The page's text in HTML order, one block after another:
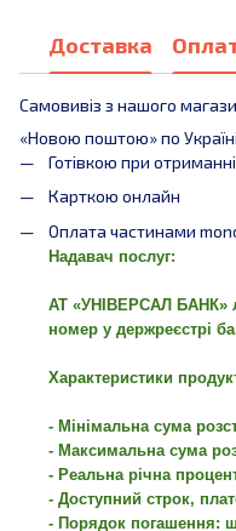
Доставка
Самовивіз з нашого
«Новою поштою» по
Готівкою при отриманні
Карткою онлайн
Оплата частинами
Надавач послуг:
АТ «УНІВЕРСАЛ БАНК»
номер у держреєстрі
Характеристики
- Мінімальна сума
- Максимальна сума
- Реальна річна
- Доступний строк,
- Порядок погашення: